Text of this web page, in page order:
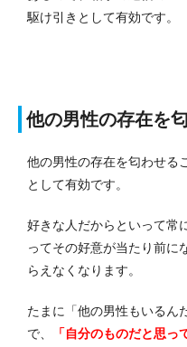
駆け引きとして有効です。
他の男性の存在を
他の男性の存在を匂わせる
として有効です。
好きな人だからといって常
ってその好意が当たり前に
らえなくなります。
たまに「他の男性もいるん
で、
「自分のものだと思っ